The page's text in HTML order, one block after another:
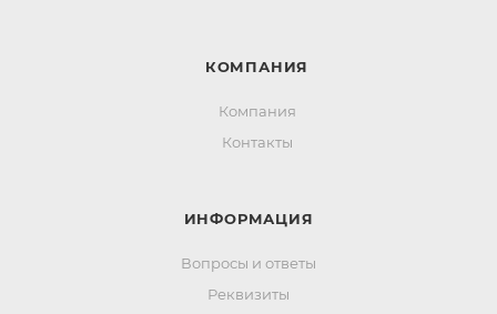
КОМПАНИЯ
Компания
Контакты
ИНФОРМАЦИЯ
Вопросы и ответы
Реквизиты